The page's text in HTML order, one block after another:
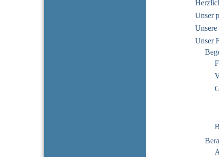
Unser
Unser